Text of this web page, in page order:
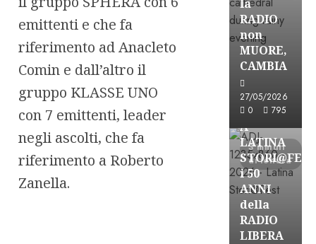
emittenti e che fa
riferimento ad Anacleto
Comin e dall’altro il
gruppo KLASSE UNO
con 7 emittenti, leader
negli ascolti, che fa
riferimento a Roberto
Zanella.
la
RADIO
non
MUORE,
CAMBIA
27/05/2026
0
795
3 minuti
di lettura
Astorri News
FREE
A
LATINA
i 50
ANNI
della
RADIO
LIBERA